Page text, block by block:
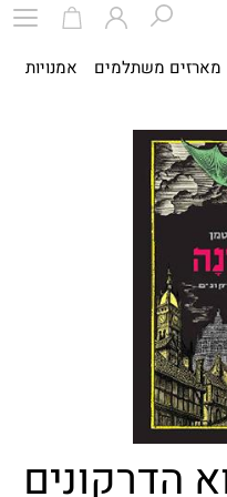
מארזים משתלמים אמנויות
הדרקונים